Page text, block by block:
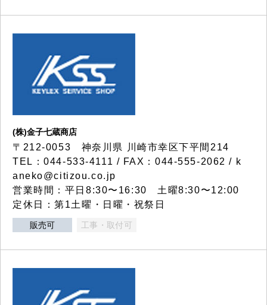
(株)金子七蔵商店
〒212-0053 神奈川県 川崎市幸区下平間214
TEL：044-533-4111 / FAX：044-555-2062 / k
aneko@citizou.co.jp
営業時間：平日8:30〜16:30 土曜8:30〜12:00
定休日：第1土曜・日曜・祝祭日
販売可 工事・取付可